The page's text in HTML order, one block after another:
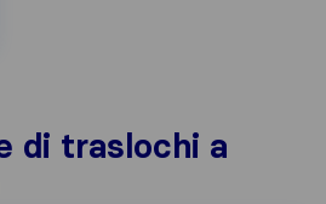
di traslochi a